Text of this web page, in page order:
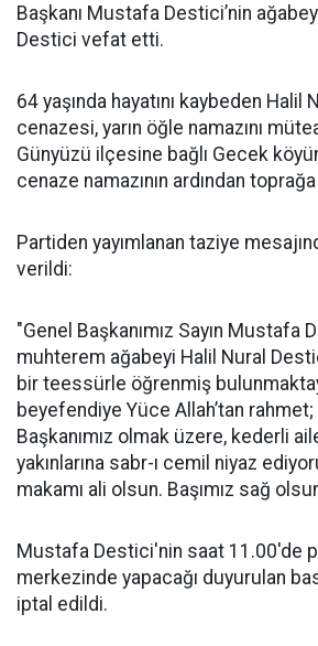
Başkanı Mustafa Destici’nin
Destici vefat etti.
64 yaşında hayatını kaybeden Halil
cenazesi, yarın öğle namazını
Günyüzü ilçesine bağlı Gecek
cenaze namazının ardından
Partiden yayımlanan taziye
verildi:
"Genel Başkanımız Sayın Mustafa
muhterem ağabeyi Halil Nural
bir teessürle öğrenmiş
beyefendiye Yüce Allah’tan rahmet;
Başkanımız olmak üzere, kederli
yakınlarına sabr-ı cemil niyaz
makamı ali olsun. Başımız sağ
Mustafa Destici'nin saat 11.00'de
merkezinde yapacağı duyurulan
iptal edildi.